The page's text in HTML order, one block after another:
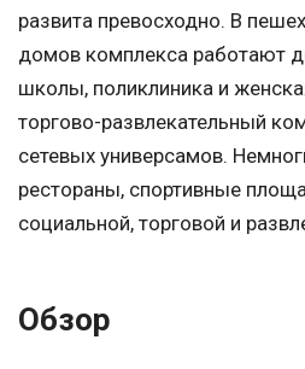
развита превосходно. В
домов комплекса работают
школы, поликлиника и
торгово-развлекательный
сетевых универсамов.
рестораны, спортивные
социальной, торговой и
Обзор